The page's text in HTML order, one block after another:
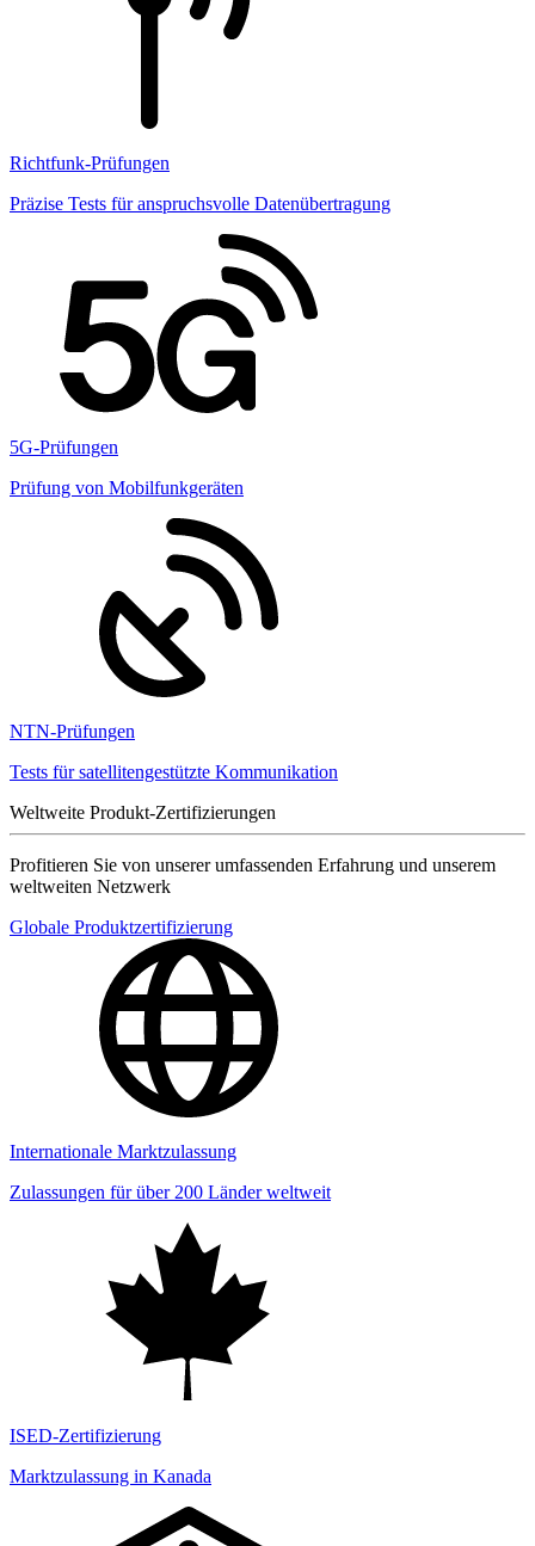
Richtfunk-Prüfungen
Präzise Tests für anspruchsvolle Datenübertragung
5G-Prüfungen
Prüfung von Mobilfunkgeräten
NTN-Prüfungen
Tests für satellitengestützte Kommunikation
Weltweite Produkt-Zertifizierungen
Profitieren Sie von unserer umfassenden Erfahrung und unserem
weltweiten Netzwerk
Globale Produktzertifizierung
Internationale Marktzulassung
Zulassungen für über 200 Länder weltweit
ISED-Zertifizierung
Marktzulassung in Kanada